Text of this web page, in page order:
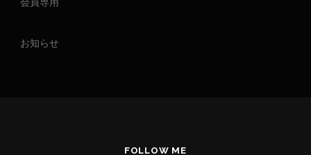
お知らせ
FOLLOW ME